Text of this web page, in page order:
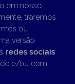
em nosso
traremos
ou
versão
redes sociais
e/ou com